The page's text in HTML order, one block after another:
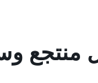
منتجع